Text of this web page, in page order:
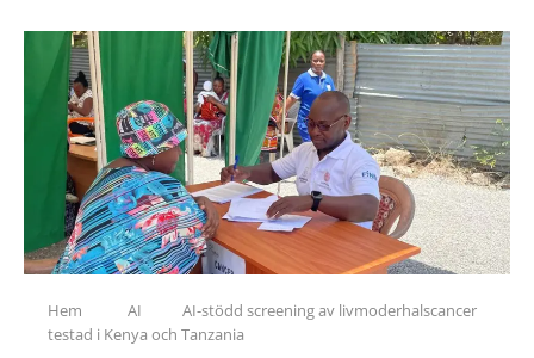
Hem AI
AI-stödd screening av livmoderhalscancer
testad i Kenya och Tanzania